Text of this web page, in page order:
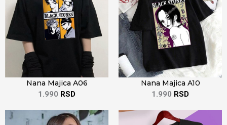
Nana Majica A06
1.990 RSD
Nana Majica A10
1.990 RSD